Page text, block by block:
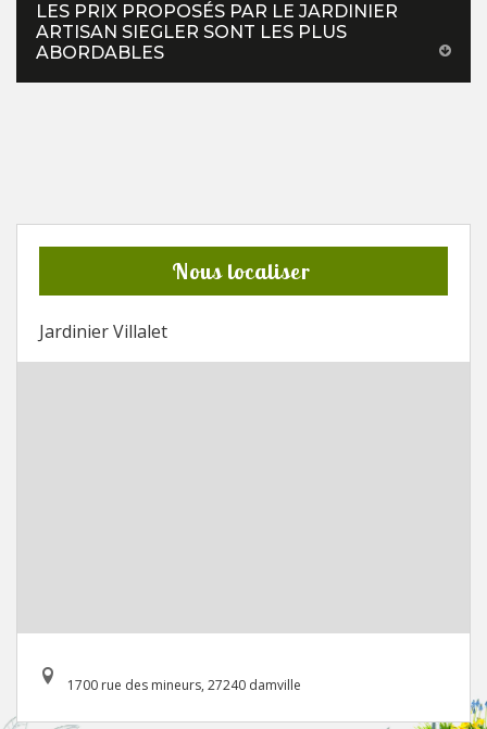
LES PRIX PROPOSÉS PAR LE JARDINIER
ARTISAN SIEGLER SONT LES PLUS
ABORDABLES
Nous localiser
Jardinier Villalet
1700 rue des mineurs, 27240 damville